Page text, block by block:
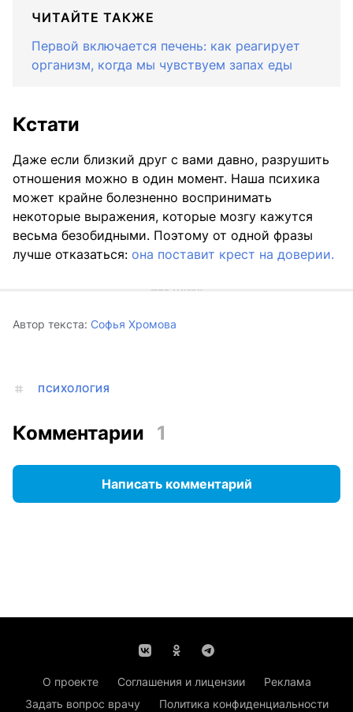
ЧИТАЙТЕ ТАКЖЕ
Первой включается печень: как реагирует
организм, когда мы чувствуем запах еды
Кстати
Даже если близкий друг с вами давно, разрушить
отношения можно в один момент. Наша психика
может крайне болезненно воспринимать
некоторые выражения, которые мозгу кажутся
весьма безобидными. Поэтому от одной фразы
лучше отказаться: она поставит крест на доверии.
Автор текста: Софья Хромова
ПСИХОЛОГИЯ
Комментарии 1
Написать комментарий
О проекте Соглашения и лицензии
Реклама
Задать вопрос врачу
Политика конфиденциальности